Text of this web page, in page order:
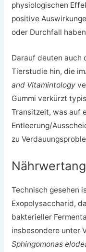
physiologischen
positive
oder Durchfall
Darauf deuten auch
Tierstudie hin, die im
and Vitamintology
Gummi verkürzt
Transitzeit, was auf
Entleerung/
zu
Technisch gesehen
Exopolysaccharid,
bakterieller
insbesondere unter
Sphingomonas